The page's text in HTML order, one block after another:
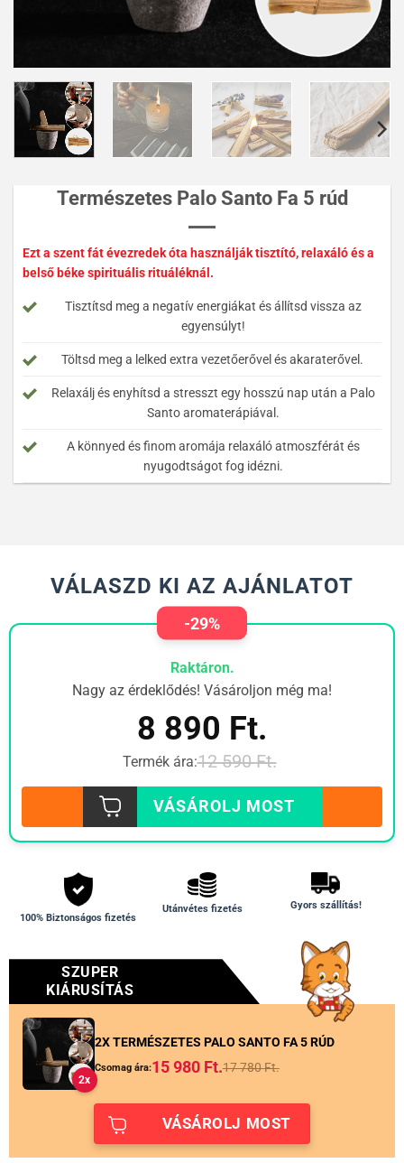
Természetes Palo Santo Fa 5 rúd
Ezt a szent fát évezredek óta használják tisztító, relaxáló és a
belső béke spirituális rituáléknál.
Tisztítsd meg a negatív energiákat és állítsd vissza az
egyensúlyt!
Töltsd meg a lelked extra vezetőerővel és akaraterővel.
Relaxálj és enyhítsd a stresszt egy hosszú nap után a Palo
Santo aromaterápiával.
A könnyed és finom aromája relaxáló atmoszférát és
nyugodtságot fog idézni.
VÁLASZD KI AZ AJÁNLATOT
-29%
Raktáron.
Nagy az érdeklődés! Vásároljon még ma!
8 890 Ft.
Termék ára:12 590Ft.
VÁSÁROLJ MOST
100% Biztonságos fizetés
Utánvétes fizetés Gyors szállítás!
SZUPER
KIÁRUSÍTÁS
2x
2X TERMÉSZETES PALO SANTO FA 5 RÚD
Csomag ára:15 980 Ft.17 780Ft.
VÁSÁROLJ MOST